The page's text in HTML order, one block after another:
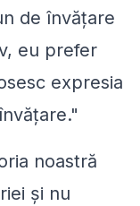
de învățare
eu prefer
expresia
noastră
și nu